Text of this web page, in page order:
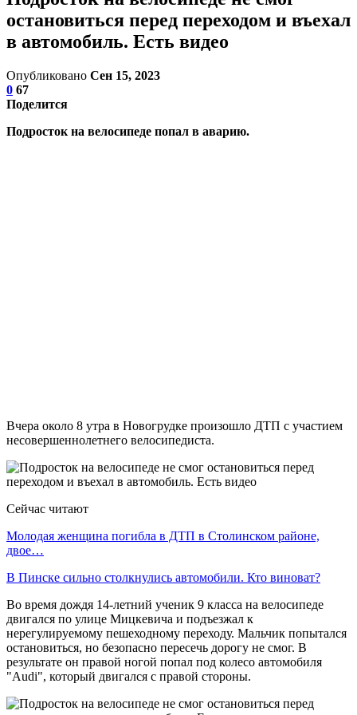
остановиться перед переходом и въехал
в автомобиль. Есть видео
Опубликовано Сен 15, 2023
0 67
Поделится
Подросток на велосипеде попал в аварию.
Вчера около 8 утра в Новогрудке произошло ДТП с участием
несовершеннолетнего велосипедиста.
Сейчас читают
Молодая женщина погибла в ДТП в Столинском районе,
двое…
В Пинске сильно столкнулись автомобили. Кто виноват?
Во время дождя 14-летний ученик 9 класса на велосипеде
двигался по улице Мицкевича и подъезжал к
нерегулируемому пешеходному переходу. Мальчик попытался
остановиться, но безопасно пересечь дорогу не смог. В
результате он правой ногой попал под колесо автомобиля
"Audi", который двигался с правой стороны.